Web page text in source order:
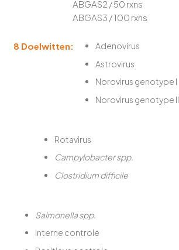
ABGAS2 / 50 rxns
ABGAS3 / 100 rxns
8 Doelwitten:
Adenovirus
Astrovirus
Norovirus genotype I
Norovirus genotype II
Rotavirus
Campylobacter spp.
Clostridium difficile
Salmonella spp.
Interne controle